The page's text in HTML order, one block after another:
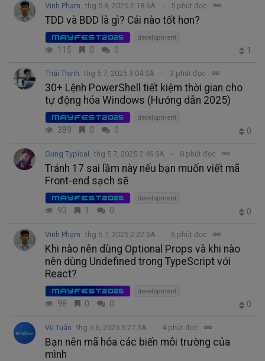
Vinh Phạm thg 5 8, 2025 2:18 SA 5 phút đọc
TDD và BDD là gì? Cái nào tốt hơn?
MAYFEST2025 development
115 0 0 1
Thái Thịnh thg 5 7, 2025 3:04 SA 3 phút đọc
30+ Lệnh PowerShell tiết kiệm thời gian cho
tự động hóa Windows (Hướng dẫn 2025)
MAYFEST2025 development
389 0 0 0
Gung Typical thg 5 7, 2025 2:46 SA 8 phút đọc
Tránh 17 sai lầm này nếu bạn muốn viết mã
Front-end sạch sẽ
MAYFEST2025 development
93 1 0 0
Vinh Phạm thg 5 7, 2025 2:22 SA 6 phút đọc
Khi nào nên dùng Optional Props và khi nào
nên dùng Undefined trong TypeScript với
React?
MAYFEST2025 development
98 0 0 0
Vũ Tuấn thg 5 6, 2025 3:27 SA 4 phút đọc
Bạn nên mã hóa các biến môi trường của
mình